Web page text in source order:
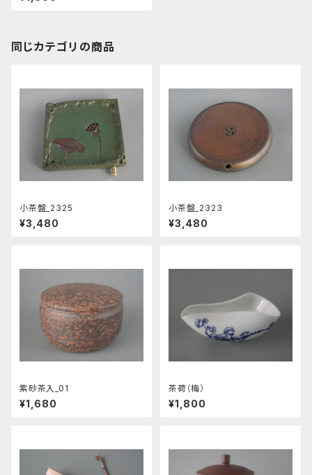
同じカテゴリの商品
小茶盤_2325
¥3,480
小茶盤_2323
¥3,480
紫砂茶入_01
¥1,680
茶荷（梅）
¥1,800